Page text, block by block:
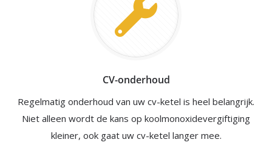
CV-onderhoud
Regelmatig onderhoud van uw cv-ketel is heel belangrijk.
Niet alleen wordt de kans op koolmonoxidevergiftiging
kleiner, ook gaat uw cv-ketel langer mee.